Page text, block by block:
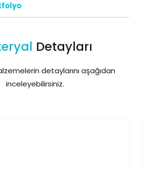
Detayları
detaylarını aşağıdan
inceleyebilirsiniz.